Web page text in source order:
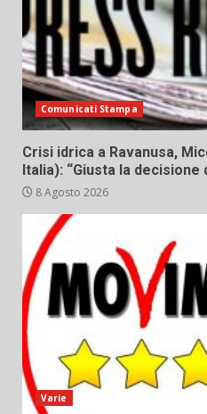
Comunicati Stampa
Crisi idrica a Ravanusa,
Italia): “Giusta la
8 Agosto 2026
Varie